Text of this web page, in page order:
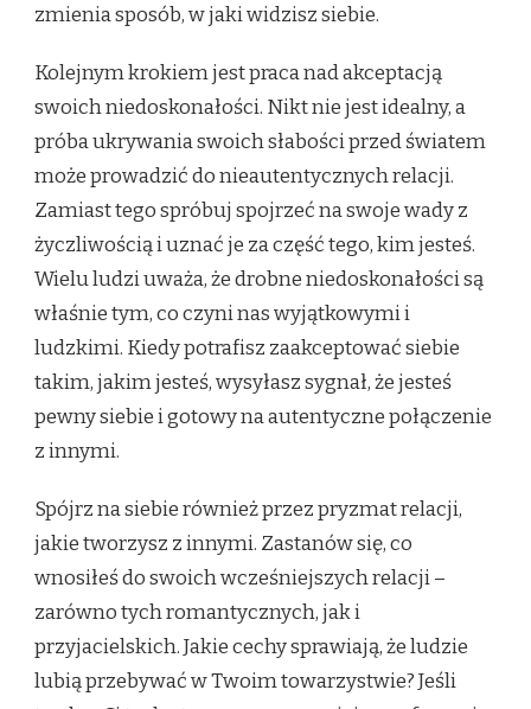
zmienia sposób, w jaki widzisz siebie.
Kolejnym krokiem jest praca nad akceptacją
swoich niedoskonałości. Nikt nie jest idealny, a
próba ukrywania swoich słabości przed światem
może prowadzić do nieautentycznych relacji.
Zamiast tego spróbuj spojrzeć na swoje wady z
życzliwością i uznać je za część tego, kim jesteś.
Wielu ludzi uważa, że drobne niedoskonałości są
właśnie tym, co czyni nas wyjątkowymi i
ludzkimi. Kiedy potrafisz zaakceptować siebie
takim, jakim jesteś, wysyłasz sygnał, że jesteś
pewny siebie i gotowy na autentyczne połączenie
z innymi.
Spójrz na siebie również przez pryzmat relacji,
jakie tworzysz z innymi. Zastanów się, co
wnosiłeś do swoich wcześniejszych relacji –
zarówno tych romantycznych, jak i
przyjacielskich. Jakie cechy sprawiają, że ludzie
lubią przebywać w Twoim towarzystwie? Jeśli